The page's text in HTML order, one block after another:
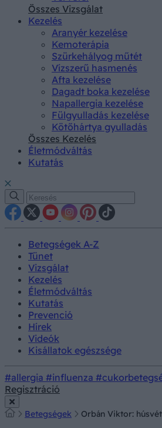
Összes Vizsgálat
Kezelés
Aranyér kezelése
Kemoterápia
Szürkehályog műtét
Vízszerű hasmenés
Afta kezelése
Dagadt boka kezelése
Napallergia kezelése
Fülgyulladás kezelése
Kötőhártya gyulladás
Összes Kezelés
Életmódváltás
Kutatás
Betegségek A-Z
Tünet
Vizsgálat
Kezelés
Életmódváltás
Kutatás
Prevenció
Hírek
Videók
Kisállatok egészsége
#allergia #influenza
Regisztráció
Betegségek Orbán Viktor: